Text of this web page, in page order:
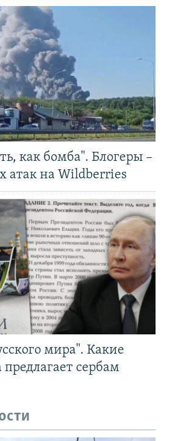
как бомба". Блогеры –
атак на Wildberries
мира". Какие
сербам